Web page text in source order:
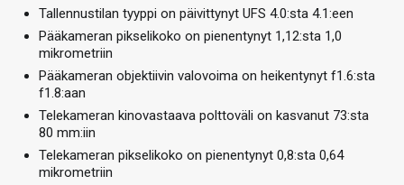
Tallennustilan tyyppi on päivittynyt UFS 4.0:sta 4.1:een
Pääkameran pikselikoko on pienentynyt 1,12:sta 1,0
mikrometriin
Pääkameran objektiivin valovoima on heikentynyt f1.6:sta
f1.8:aan
Telekameran kinovastaava polttoväli on kasvanut 73:sta
80 mm:iin
Telekameran pikselikoko on pienentynyt 0,8:sta 0,64
mikrometriin